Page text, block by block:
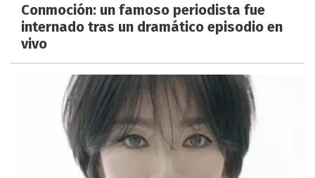
Conmoción: un famoso periodista fue
internado tras un dramático episodio en
vivo